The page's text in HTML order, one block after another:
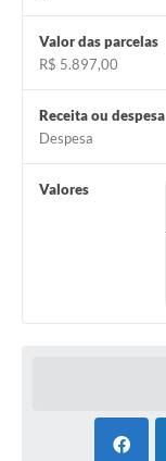
A Prefeitura
Enquete
Valor das parcelas
R$ 5.897,00
Receita ou despesa
Despesa
Valores